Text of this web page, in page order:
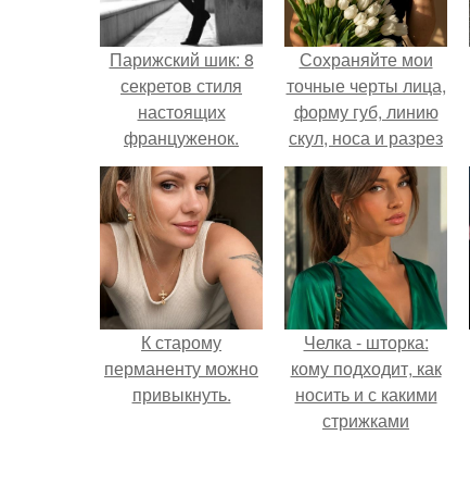
Парижский шик: 8
секретов стиля
настоящих
француженок.
Сохраняйте мои
точные черты лица,
форму губ, линию
скул, носа и разрез
глаз.
К старому
перманенту можно
привыкнуть.
Челка - шторка:
кому подходит, как
носить и с какими
стрижками